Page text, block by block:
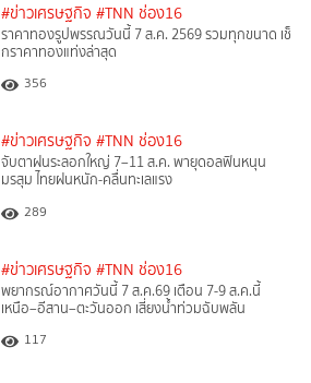
#ข่าวเศรษฐกิจ #TNN ช่อง16
ราคาทองรูปพรรณวันนี้ 7 ส.ค. 2569 รวมทุกขนาด เช็
กราคาทองแท่งล่าสุด
356
#ข่าวเศรษฐกิจ #TNN ช่อง16
จับตาฝนระลอกใหญ่ 7–11 ส.ค. พายุดอลฟินหนุน
มรสุม ไทยฝนหนัก-คลื่นทะเลแรง
289
#ข่าวเศรษฐกิจ #TNN ช่อง16
พยากรณ์อากาศวันนี้ 7 ส.ค.69 เตือน 7-9 ส.ค.นี้
เหนือ–อีสาน–ตะวันออก เสี่ยงน้ำท่วมฉับพลัน
117